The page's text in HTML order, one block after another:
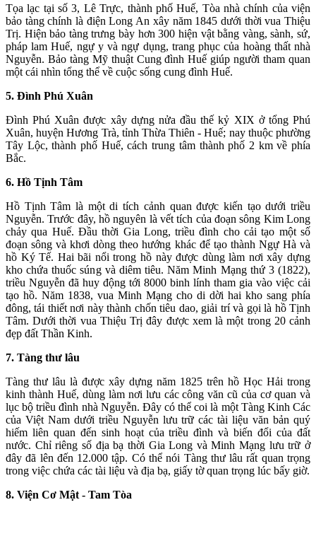
Tọa lạc tại số 3, Lê Trực, thành phố Huế, Tòa nhà chính của viện
bảo tàng chính là điện Long An xây năm 1845 dưới thời vua Thiệu
Trị. Hiện bảo tàng trưng bày hơn 300 hiện vật bằng vàng, sành, sứ,
pháp lam Huế, ngự y và ngự dụng, trang phục của hoàng thất nhà
Nguyễn. Bảo tàng Mỹ thuật Cung đình Huế giúp người tham quan
một cái nhìn tổng thể về cuộc sống cung đình Huế.
5. Đình Phú Xuân
Đình Phú Xuân được xây dựng nửa đầu thế kỷ XIX ở tổng Phú
Xuân, huyện Hương Trà, tỉnh Thừa Thiên - Huế; nay thuộc phường
Tây Lộc, thành phố Huế, cách trung tâm thành phố 2 km về phía
Bắc.
6. Hồ Tịnh Tâm
Hồ Tịnh Tâm là một di tích cảnh quan được kiến tạo dưới triều
Nguyễn. Trước đây, hồ nguyên là vết tích của đoạn sông Kim Long
chảy qua Huế. Đầu thời Gia Long, triều đình cho cải tạo một số
đoạn sông và khơi dòng theo hướng khác để tạo thành Ngự Hà và
hồ Ký Tế. Hai bãi nổi trong hồ này được dùng làm nơi xây dựng
kho chứa thuốc súng và diêm tiêu. Năm Minh Mạng thứ 3 (1822),
triều Nguyễn đã huy động tới 8000 binh lính tham gia vào việc cải
tạo hồ. Năm 1838, vua Minh Mạng cho di dời hai kho sang phía
đông, tái thiết nơi này thành chốn tiêu dao, giải trí và gọi là hồ Tịnh
Tâm. Dưới thời vua Thiệu Trị đây được xem là một trong 20 cảnh
đẹp đất Thần Kinh.
7. Tàng thư lâu
Tàng thư lâu là được xây dựng năm 1825 trên hồ Học Hải trong
kinh thành Huế, dùng làm nơi lưu các công văn cũ của cơ quan và
lục bộ triều đình nhà Nguyễn. Đây có thể coi là một Tàng Kinh Các
của Việt Nam dưới triều Nguyễn lưu trữ các tài liệu văn bản quý
hiếm liên quan đến sinh hoạt của triều đình và biến đổi của đất
nước. Chỉ riêng số địa bạ thời Gia Long và Minh Mạng lưu trữ ở
đây đã lên đến 12.000 tập. Có thể nói Tàng thư lâu rất quan trọng
trong việc chứa các tài liệu và địa bạ, giấy tờ quan trọng lúc bấy giờ.
8. Viện Cơ Mật - Tam Tòa